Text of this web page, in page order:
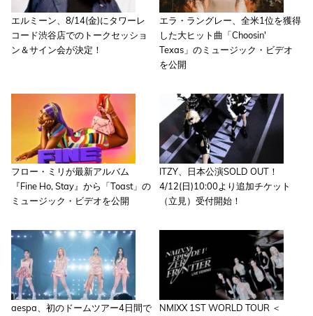
エルミーン、8/14(金)にタワーレ
コード渋谷店でのトークセッショ
ン＆サイン会が決定！
エラ・ラングレー、全米1位を獲得
した大ヒット曲「Choosin'
Texas」のミュージック・ビデオ
を公開
フロー・ミリが最新アルバム
『Fine Ho, Stay』から「Toast」の
ミュージック・ビデオを公開
ITZY、日本公演SOLD OUT！
4/12(日)10:00より追加チケット
（立見）受付開始！
aespa、初のドームツアー4日間で
NMIXX 1ST WORLD TOUR ＜